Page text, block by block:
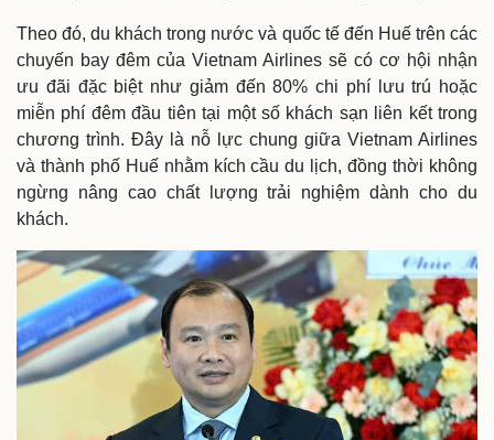
Theo đó, du khách trong nước và quốc tế đến Huế trên các
chuyến bay đêm của Vietnam Airlines sẽ có cơ hội nhận
ưu đãi đặc biệt như giảm đến 80% chi phí lưu trú hoặc
miễn phí đêm đầu tiên tại một số khách sạn liên kết trong
chương trình. Đây là nỗ lực chung giữa Vietnam Airlines
và thành phố Huế nhằm kích cầu du lịch, đồng thời không
ngừng nâng cao chất lượng trải nghiệm dành cho du
khách.